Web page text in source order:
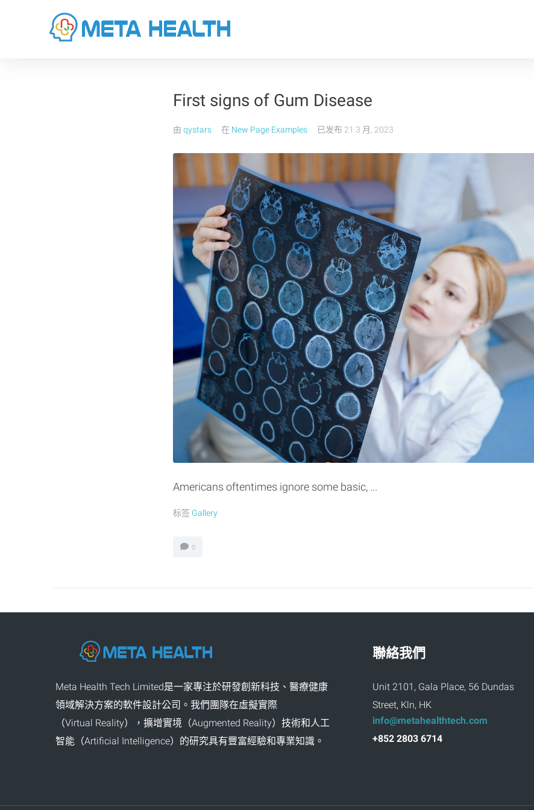
First signs of Gum Disease
由 qystars 在 New Page Examples 已发布 21 3 月, 2023
Americans oftentimes ignore some basic, ...
标签 Gallery
0
Meta Health Tech Limited是一家專注於研發創新科技、醫療健康
領域解決方案的軟件設計公司。我們團隊在虛擬實際
（Virtual Reality），擴增實境（Augmented Reality）技術和人工
智能（Artificial Intelligence）的研究具有豐富經驗和專業知識。
聯絡我們
Unit 2101, Gala Place, 56 Dundas
Street, Kln, HK
info@metahealthtech.com
+852 2803 6714